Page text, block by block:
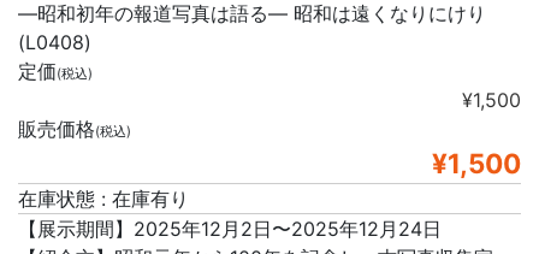
―昭和初年の報道写真は語る― 昭和は遠くなりにけり
(L0408)
定価(税込)
¥1,500
販売価格(税込)
¥1,500
在庫状態 : 在庫有り
【展示期間】2025年12月2日〜2025年12月24日